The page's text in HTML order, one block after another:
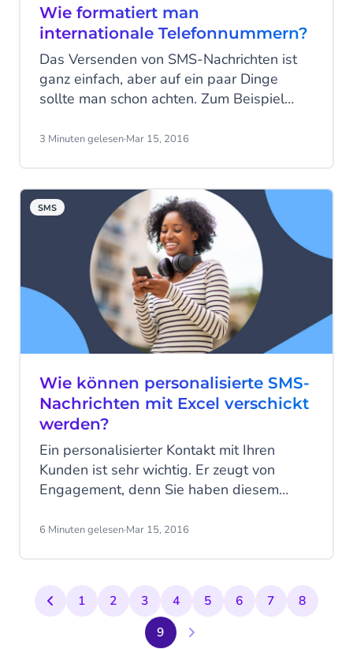
Wie formatiert man
internationale Telefonnummern?
Das Versenden von SMS-Nachrichten ist
ganz einfach, aber auf ein paar Dinge
sollte man schon achten. Zum Beispiel
darüber, wie internationale
3 Minuten gelesen·Mar 15, 2016
SMS
Wie können personalisierte SMS-
Nachrichten mit Excel verschickt
werden?
Ein personalisierter Kontakt mit Ihren
Kunden ist sehr wichtig. Er zeugt von
Engagement, denn Sie haben diesem
persönliche Nachricht geschickt.
6 Minuten gelesen·Mar 15, 2016
1 2 3 4 5 6 7
8
9